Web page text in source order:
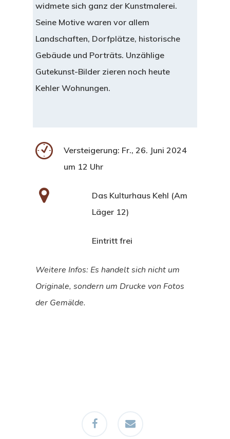
widmete sich ganz der Kunstmalerei.
Seine Motive waren vor allem
Landschaften, Dorfplätze, historische
Gebäude und Porträts. Unzählige
Gutekunst-Bilder zieren noch heute
Kehler Wohnungen.
Versteigerung: Fr., 26. Juni 2024
um 12 Uhr
Das Kulturhaus Kehl (Am
Läger 12)
Eintritt frei
Weitere Infos: Es handelt sich nicht um
Originale, sondern um Drucke von Fotos
der Gemälde.
facebook